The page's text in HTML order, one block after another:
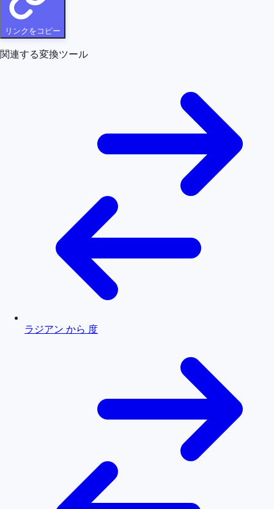
リンクをコピー
関連する変換ツール
ラジアン から 度